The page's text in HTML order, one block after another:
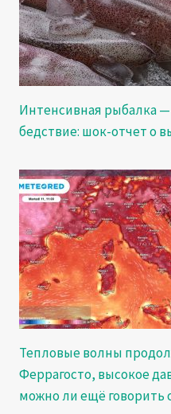
Интенсивная рыбалка
бедствие: шок-отчет о
Тепловые волны
Феррагосто, высокое
можно ли ещё говорить